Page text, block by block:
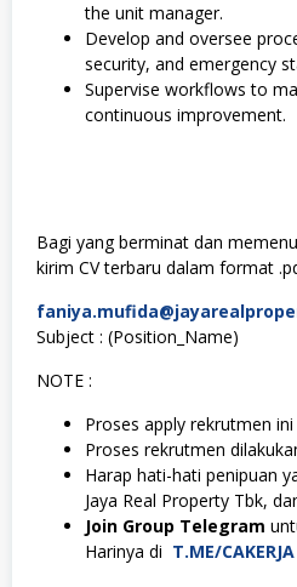
the unit manager.
Develop and oversee
security, and emergency
Supervise workflows to
continuous improvement.
Bagi yang berminat dan
kirim CV terbaru dalam format
Subject : (Position_Name)
NOTE :
Proses apply rekrutmen
Proses rekrutmen
Harap hati-hati penipuan
Jaya Real Property Tbk,
Join Group Telegram
Harinya di T.ME/CAKERJA